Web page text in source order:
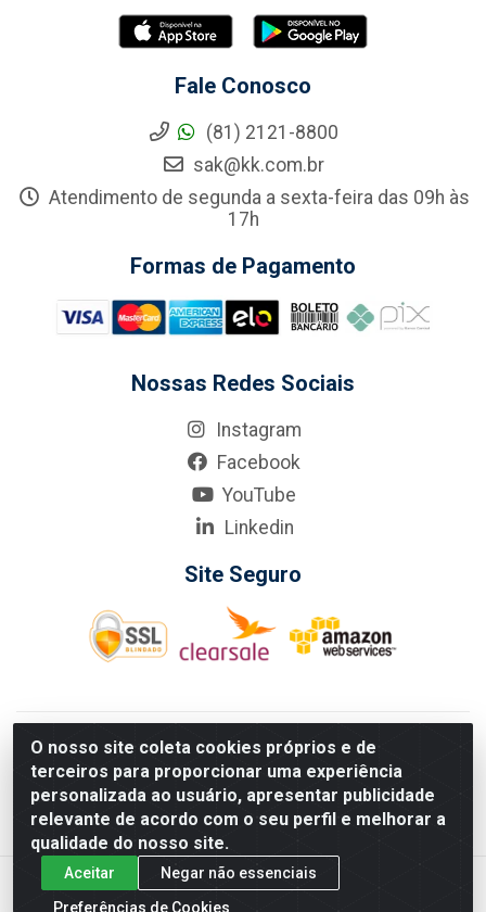
O nosso site coleta cookies próprios e de
terceiros para proporcionar uma experiência
personalizada ao usuário, apresentar publicidade
relevante de acordo com o seu perfil e melhorar a
qualidade do nosso site.
Aceitar
Negar não essenciais
Preferências de Cookies
Fale Conosco
(81) 2121-8800
sak@kk.com.br
Atendimento de segunda a sexta-feira das 09h às
17h
Formas de Pagamento
Nossas Redes Sociais
Instagram
Facebook
YouTube
Linkedin
Site Seguro
KarneKeijo Logistica Integrada LTDA - Rod. Br-101 Sul, nº3700
- Barro, Recife/PE, 50900-400 CNPJ: 24.150.377/0001-95
Estados atendidos pela KarneKeijo: PE, PB e RN.